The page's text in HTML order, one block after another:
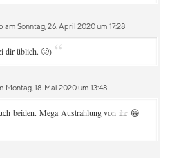
am Sonntag, 26. April 2020 um 17:28
dir üblich. 🙂) “
Montag, 18. Mai 2020 um 13:48
beiden. Mega Austrahlung von ihr 😀